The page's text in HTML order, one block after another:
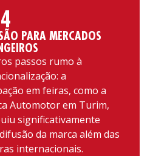
PARA MERCADOS
passos rumo à
a
em feiras, como a
Automotor em Turim,
significativamente
da marca além das
internacionais.